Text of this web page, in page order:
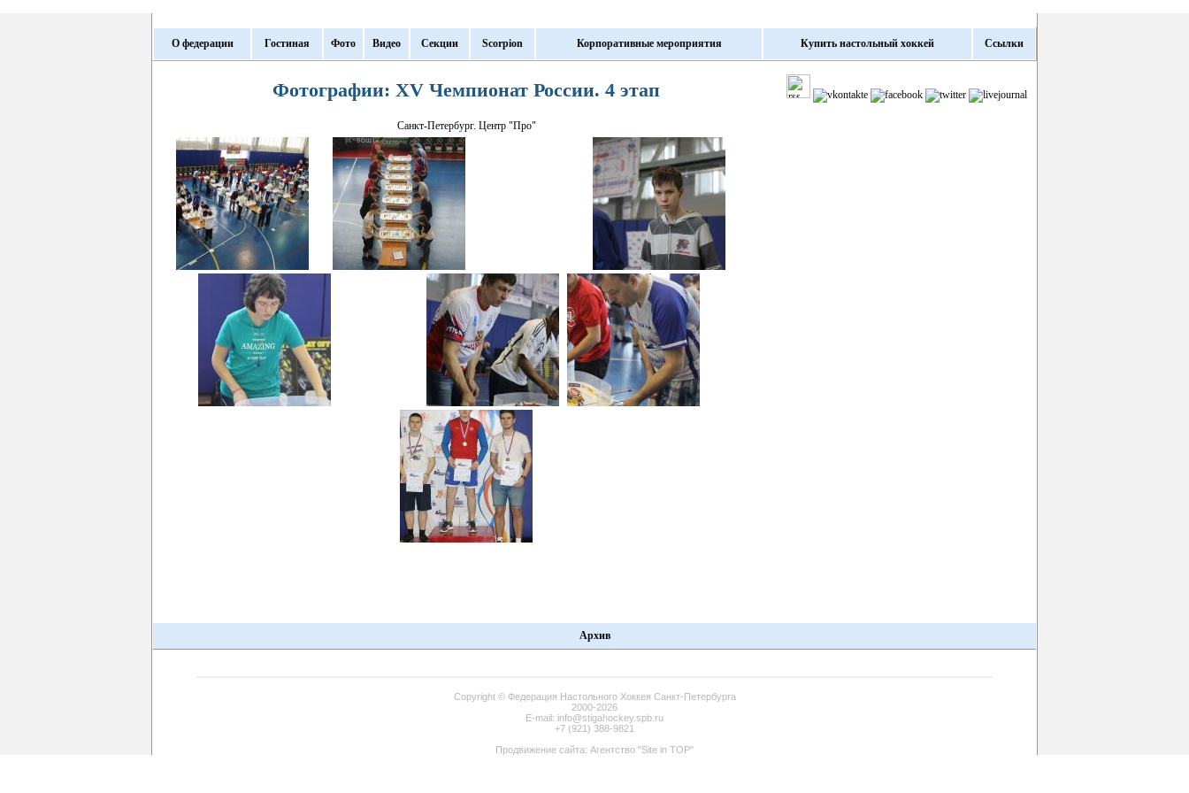
О федерации Гостиная Фото Видео Секции Scorpion Корпоративные мероприятия Купить настольный хоккей Ссылки
Фотографии: XV Чемпионат России. 4 этап
Санкт-Петербург. Центр "Про"
Архив
Copyright © Федерация Настольного Хоккея Санкт-Петербурга
2000-2026
E-mail: info@stigahockey.spb.ru
+7 (921) 388-9821
Продвижение сайта: Агентство "Site in TOP"